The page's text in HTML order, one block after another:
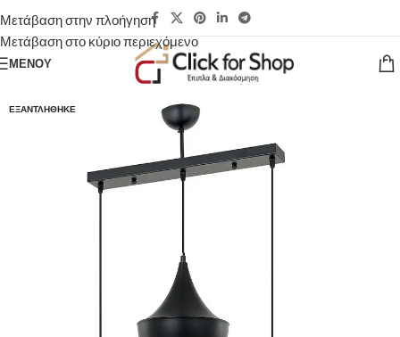
Μετάβαση στην πλοήγηση
Μετάβαση στο κύριο περιεχόμενο
ΜΕΝΟΎ
ΕΞΑΝΤΛΉΘΗΚΕ